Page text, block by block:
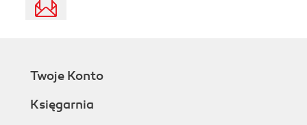
Twoje Konto
Księgarnia